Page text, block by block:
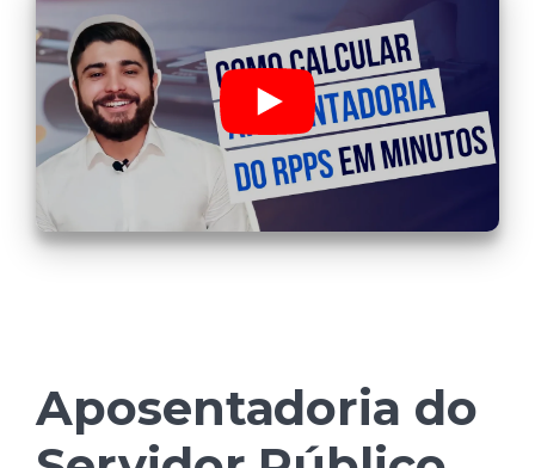
Aposentadoria do